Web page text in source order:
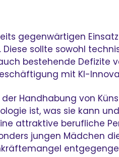
gegenwärtigen
sollte sowohl
bestehende Defizite
mit KI-
Handhabung von
ist, was sie kann
attraktive berufliche
jungen Mädchen